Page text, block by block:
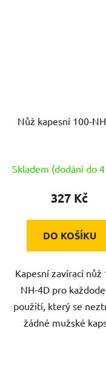
Nůž kapesní 100-
Skladem (dodání do
327 Kč
DO KOŠÍKU
Kapesní zavírací nůž
NH-4D pro
použití, který se
žádné mužské